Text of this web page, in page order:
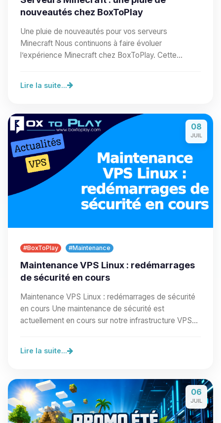
nouveautés chez BoxToPlay
Une pluie de nouveautés pour vos serveurs
Minecraft Nous continuons à faire évoluer
l’expérience Minecraft chez BoxToPlay. Cette
Lire la suite...
08
JUIL
#BoxToPlay #Maintenance
Maintenance VPS Linux : redémarrages
de sécurité en cours
Maintenance VPS Linux : redémarrages de sécurité
en cours Une maintenance de sécurité est
actuellement en cours sur notre infrastructure VPS
Lire la suite...
06
JUIL